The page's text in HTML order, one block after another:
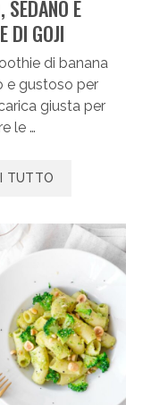
SEDANO E
DI GOJI
di banana
e gustoso per
giusta per
le …
TUTTO